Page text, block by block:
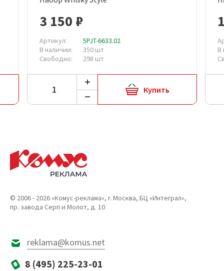
3 150 ₽
Артикул:
5PJT-6633.02
В наличии:
350 шт
Свободно:
298 шт
Купить
В
© 2006 - 2026 «Комус-реклама», г. Москва, БЦ «Интеграл»,
пр. завода Серп и Молот, д. 10
reklama@komus.net
8 (495) 225-23-01